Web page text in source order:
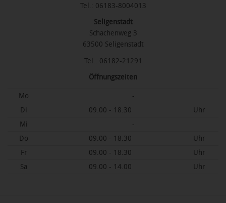
Tel.: 06183-8004013
Seligenstadt
Schachenweg 3
63500 Seligenstadt
Tel.: 06182-21291
Öffnungszeiten
Mo
-
Di
09.00 - 18.30
Uhr
Mi
-
Do
09.00 - 18.30
Uhr
Fr
09.00 - 18.30
Uhr
Sa
09.00 - 14.00 Uhr